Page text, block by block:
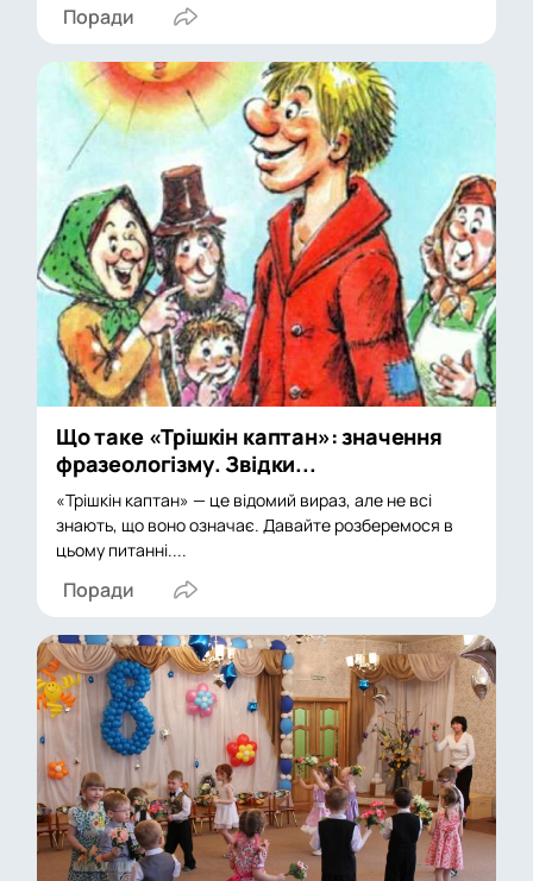
Поради
Що таке «Трішкін каптан»: значення
фразеологізму. Звідки...
«Трішкін каптан» — це відомий вираз, але не всі
знають, що воно означає. Давайте розберемося в
цьому питанні....
Поради